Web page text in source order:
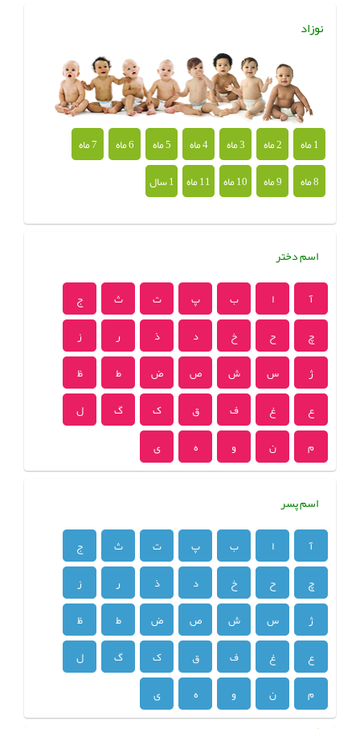
نوزاد
1 ماه 2 ماه 3 ماه 4 ماه 5 ماه 6 ماه
7 ماه
8 ماه
9 ماه 10 ماه 11 ماه 1 سال
اسم دختر
آ ا ب پ ت ث
ج
چ
ح خ د ذ ر
ز
ژ
س ش ص ض ط
ظ
ع
غ ف ق ک گ
ل
م
ن و ه ی
اسم پسر
آ ا ب پ ت ث
ج
چ
ح خ د ذ ر
ز
ژ
س ش ص ض ط
ظ
ع
غ ف ق ک گ
ل
م
ن و ه ی